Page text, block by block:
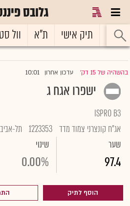
גלובס
ראשי תיק אישי ת"א וול
בהשהיה של 15 דק' |עדכון אחרון 10:01
ישפרו אגח ג
ISPRO B3
אג"ח קונצרני צמוד מדד 1223353 תל-אביב
שער
97.4
שינוי
0.00%
הוסף לתיק